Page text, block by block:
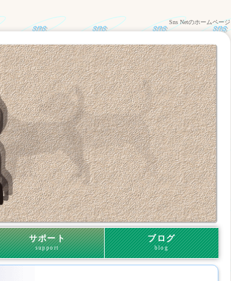
Sns Netのホームページ
サポート
support
ブログ
blog